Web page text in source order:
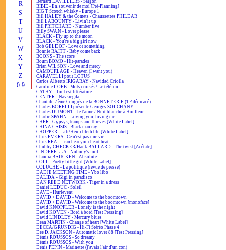
R
S
T
U
V
W
X
Y
Z
0-9
Bernard LAVILLIERS - Saïgon
BIBIE - En souvenir de moi [Pré-Planning]
BIG T Scotch whisky - Europe 1
Bill HALEY & the Comets - Chaussettes PHILDAR
Bill LABOUNTY - Livin'it up
Bill PRITCHARD - Number five
Billy SWAN - Lover please
BLACK - Fly up to the moon
BLACK - You're a big girl now
Bob GELDOF - Love or something
Bonnie RAITT - Baby come back
BOONS - The score
Boum BOMO - Hit-parades
Brian WILSON - Love and mercy
CAMOUFLAGE - Heaven (I want you)
CARAVELLI pour LOTUS
Carlos Alberto IRIGARAY - Navidad Criolla
Caroline LOEB - Mots croisés / Le téléfon
CATHY - Tout est littérature
CENTER - Navsiegda
Chant du 7ème Congrès de la BONNETERIE (TP dédicacé)
Charles BORELLI présente Georges SOLCHANY
Charles DUMONT - Je t'aime / Nuit blanche à Honfleur
Charlie SPAHN - Loving you, loving me
CHER - Gypsys, tramps and thieves [White Label]
CHINA CRISIS - Black man ray
CHOPPER - Lili/Heidi bleib blu [White Label]
Chris EVERS - Ce n'est pas une vie
Chris REA - I can hear your heart beat
Chubby CHECKER/Hank BALLARD - The twist [Acétate]
CINDERELLA - Nobody's fool
Claudia BRÜCKEN - Absolute
COLL - Pretty little girl [White Label]
COLUCHE - La politique (revue de presse)
DADJE MEETING TIME - Ybo libo
DALIDA - Gigi in paradisco
DAN REED NETWORK - Tiger in a dress
Daniel LEDUC - Soleil
DAVE - Hurlevent
DAVID + DAVID - Welcome to the boomtown
DAVID + DAVID - Welcome to the boomtown [monoface]
David KNOPFLER - Lonely is the night
David KOVEN - Bord à bord [Test Pressing]
David LINDLEY - Mercury blues
Dean MARTIN - Change of heart [White Label]
DECCA/GRUNDIG - Hi-Fi Stéréo Phase 4
Dee D. JACKSON - Automatic lover 88 [Test Pressing]
Démis ROUSSOS - So dreamy
Démis ROUSSOS - With you
Denis PEPIN - Marinette (j'avais l'air d'un con)